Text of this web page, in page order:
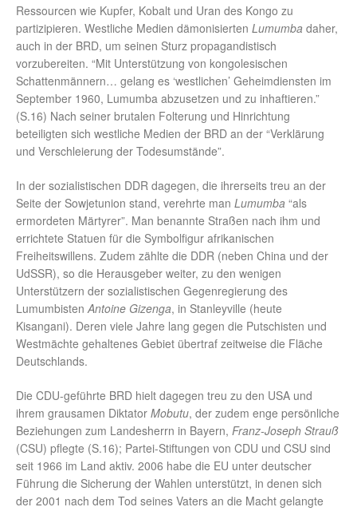
Ressourcen wie Kupfer, Kobalt und Uran des Kongo zu
partizipieren. Westliche Medien dämonisierten Lumumba daher,
auch in der BRD, um seinen Sturz propagandistisch
vorzubereiten. “Mit Unterstützung von kongolesischen
Schattenmännern… gelang es ‘westlichen’ Geheimdiensten im
September 1960, Lumumba abzusetzen und zu inhaftieren.”
(S.16) Nach seiner brutalen Folterung und Hinrichtung
beteiligten sich westliche Medien der BRD an der “Verklärung
und Verschleierung der Todesumstände”.
In der sozialistischen DDR dagegen, die ihrerseits treu an der
Seite der Sowjetunion stand, verehrte man Lumumba “als
ermordeten Märtyrer”. Man benannte Straßen nach ihm und
errichtete Statuen für die Symbolfigur afrikanischen
Freiheitswillens. Zudem zählte die DDR (neben China und der
UdSSR), so die Herausgeber weiter, zu den wenigen
Unterstützern der sozialistischen Gegenregierung des
LumumbistenAntoine Gizenga, in Stanleyville (heute
Kisangani). Deren viele Jahre lang gegen die Putschisten und
Westmächte gehaltenes Gebiet übertraf zeitweise die Fläche
Deutschlands.
Die CDU-geführte BRD hielt dagegen treu zu den USA und
ihrem grausamen Diktator Mobutu, der zudem enge persönliche
Beziehungen zum Landesherrn in Bayern, Franz-Joseph Strauß
(CSU) pflegte (S.16); Partei-Stiftungen von CDU und CSU sind
seit 1966 im Land aktiv. 2006 habe die EU unter deutscher
Führung die Sicherung der Wahlen unterstützt, in denen sich
der 2001 nach dem Tod seines Vaters an die Macht gelangte